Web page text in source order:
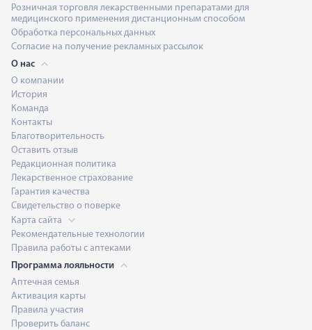
Розничная торговля лекарственными препаратами для
медицинского применения дистанционным способом
Обработка персональных данных
Согласие на получение рекламных рассылок
О нас
О компании
История
Команда
Контакты
Благотворительность
Оставить отзыв
Редакционная политика
Лекарственное страхование
Гарантия качества
Свидетельство о поверке
Карта сайта
Рекомендательные технологии
Правила работы с аптеками
Программа лояльности
Аптечная семья
Активация карты
Правила участия
Проверить баланс